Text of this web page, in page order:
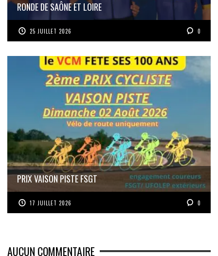
RONDE DE SAÔNE ET LOIRE
25 JUILLET 2026 0
PRIX VAISON PISTE FSGT
17 JUILLET 2026 0
AUCUN COMMENTAIRE